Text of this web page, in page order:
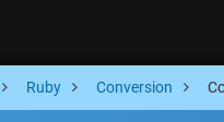
Ruby Conversion